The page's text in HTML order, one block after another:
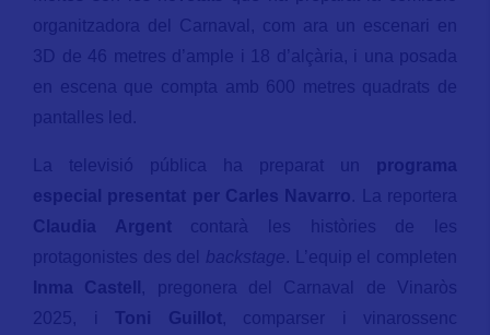
organitzadora del Carnaval, com ara un escenari en
3D de 46 metres d’ample i 18 d’alçària, i una posada
en escena que compta amb 600 metres quadrats de
pantalles led.
La televisió pública ha preparat un
programa
especial presentat per Carles Navarro. La reportera
Claudia Argent contarà les històries de les
protagonistes des del backstage. L’equip el completen
Inma Castell , pregonera del Carnaval de Vinaròs
2025, i Toni Guillot, comparser i vinarossenc